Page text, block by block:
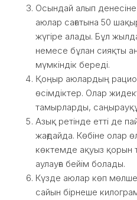
Осындай алып
аюлар сағатына 50
жүгіре алады. Бұл
немесе бұлан сияқты
мүмкіндік береді.
Қоңыр аюлардың
өсімдіктер. Олар
тамырларды,
Азық ретінде етті де
жағдайда. Көбіне олар
көктемде ақуыз қорын
аулауға бейім болады.
Күзде аюлар көп
сайын бірнеше